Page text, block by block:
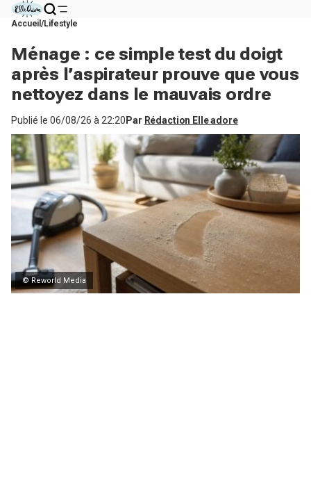
Accueil Lifestyle
Ménage : ce simple test du doigt
après l’aspirateur prouve que vous
nettoyez dans le mauvais ordre
Publié le 06/08/26 à 22:20 Par Rédaction Elle adore
© Reworld Media